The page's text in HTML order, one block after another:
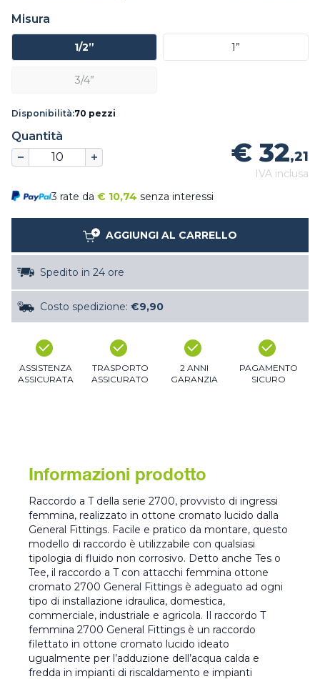
Misura
1/2” 1”
3/4”
Disponibilità:70 pezzi
Quantità
€ 32,21
IVA inclusa
3 rate da € 10,74 senza interessi
AGGIUNGI AL CARRELLO
Spedito in 24 ore
Costo spedizione: €9,90
ASSISTENZA
ASSICURATA
TRASPORTO
ASSICURATO
2 ANNI
GARANZIA
PAGAMENTO
SICURO
Informazioni prodotto
Raccordo a T della serie 2700, provvisto di ingressi
femmina, realizzato in ottone cromato lucido dalla
General Fittings. Facile e pratico da montare, questo
modello di raccordo è utilizzabile con qualsiasi
tipologia di fluido non corrosivo. Detto anche Tes o
Tee, il raccordo a T con attacchi femmina ottone
cromato 2700 General Fittings è adeguato ad ogni
tipo di installazione idraulica, domestica,
commerciale, industriale e agricola. Il raccordo T
femmina 2700 General Fittings è un raccordo
filettato in ottone cromato lucido ideato
ugualmente per l’adduzione dell’acqua calda e
fredda in impianti di riscaldamento e impianti